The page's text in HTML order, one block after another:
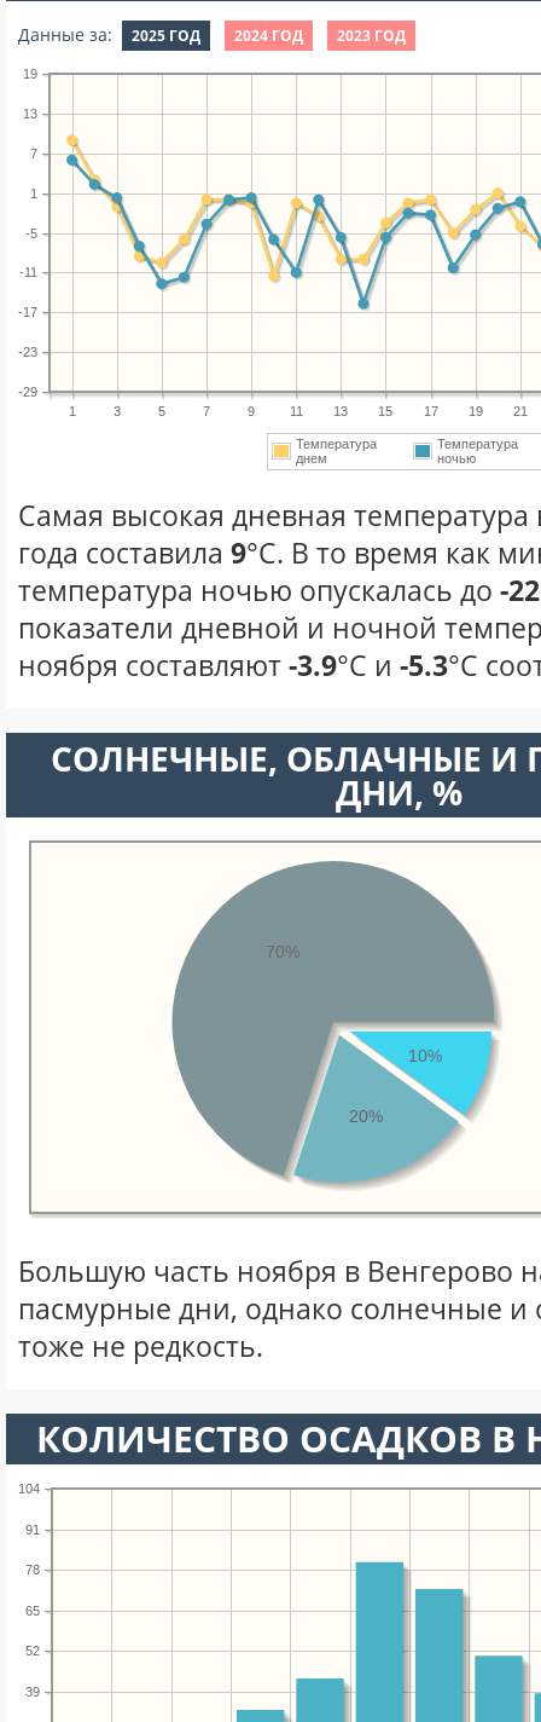
Данные за: 2025 ГОД 2024 ГОД 2023 ГОД
1 3 5 7 9 11 13 15 17 19 21
-29
-23
-17
-11
-5
1
7
13
19
Температура
днем
Температура
ночью
Самая высокая дневная температура
года составила 9°С. В то время как
температура ночью опускалась до -22
показатели дневной и ночной
ноября составляют-3.9°С и -5.3°С
CОЛНЕЧНЫЕ, ОБЛАЧНЫЕ И
ДНИ, %
10%
20%
70%
Большую часть ноября в Венгерово
пасмурные дни, однако солнечные
тоже не редкость.
КОЛИЧЕСТВО ОСАДКОВ В
39
52
65
78
91
104